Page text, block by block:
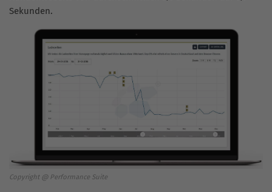
Sekunden.
Copyright @ Performance Suite